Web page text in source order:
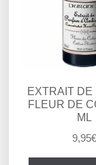
EXTRAIT DE
FLEUR DE
ML
9,95€